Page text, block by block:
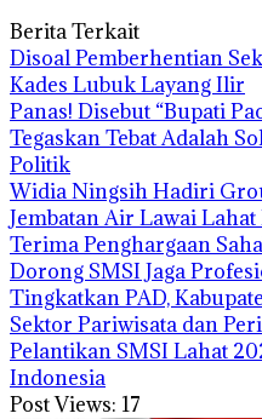
Berita Terkait
Disoal Pemberhentian
Kades Lubuk Layang Ilir
Panas! Disebut “Bupati
Tegaskan Tebat Adalah
Politik
Widia Ningsih Hadiri
Jembatan Air Lawai
Terima Penghargaan
Dorong SMSI Jaga
Tingkatkan PAD,
Sektor Pariwisata dan
Pelantikan SMSI Lahat
Indonesia
Post Views: 17